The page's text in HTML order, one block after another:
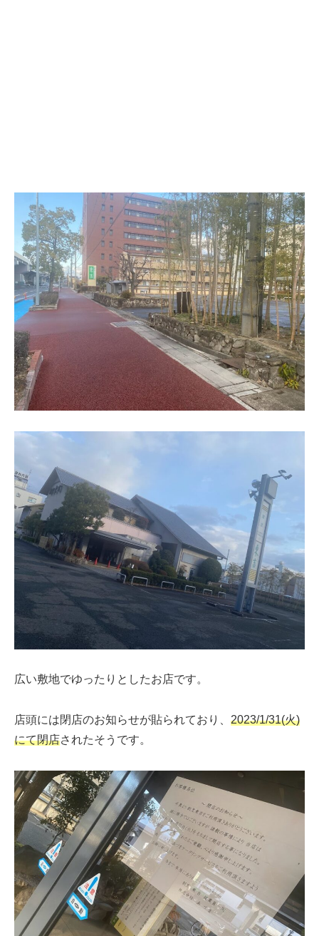
広い敷地でゆったりとしたお店です。
店頭には閉店のお知らせが貼られており、 2023/1/31(火)
にて閉店されたそうです。